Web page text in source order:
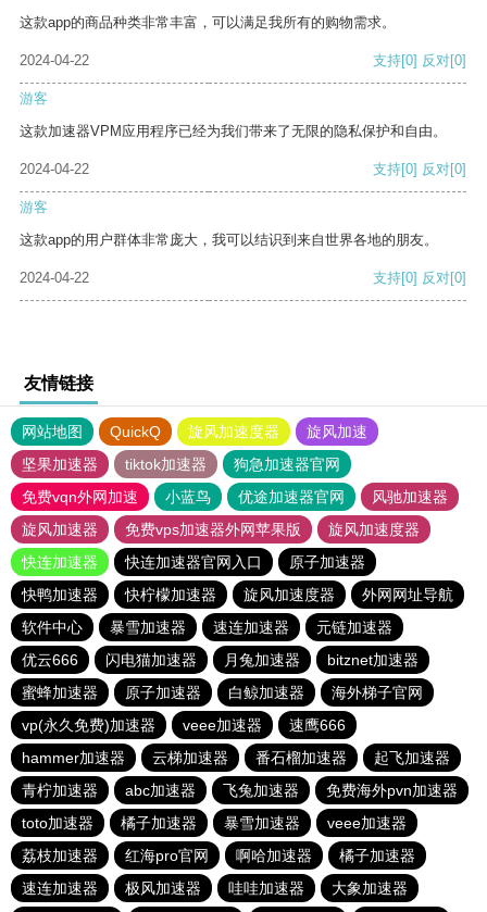
这款app的商品种类非常丰富，可以满足我所有的购物需求。
2024-04-22 支持[0] 反对[0]
游客
这款加速器VPM应用程序已经为我们带来了无限的隐私保护和自由。
2024-04-22 支持[0] 反对[0]
游客
这款app的用户群体非常庞大，我可以结识到来自世界各地的朋友。
2024-04-22 支持[0] 反对[0]
友情链接
网站地图 QuickQ 旋风加速度器
旋风加速
坚果加速器
tiktok加速器
狗急加速器官网
免费vqn外网加速
小蓝鸟 优途加速器官网
风驰加速器
旋风加速器
免费vps加速器外网苹果版
旋风加速度器
快连加速器
快连加速器官网入口
原子加速器
快鸭加速器
快柠檬加速器 旋风加速度器
外网网址导航
软件中心
暴雪加速器 速连加速器
元链加速器
优云666
闪电猫加速器 月兔加速器
bitznet加速器
蜜蜂加速器
原子加速器 白鲸加速器
海外梯子官网
vp(永久免费)加速器
veee加速器
速鹰666
hammer加速器
云梯加速器 番石榴加速器
起飞加速器
青柠加速器
abc加速器 飞兔加速器
免费海外pvn加速器
toto加速器
橘子加速器 暴雪加速器
veee加速器
荔枝加速器
红海pro官网 啊哈加速器
橘子加速器
速连加速器
极风加速器 哇哇加速器 大象加速器